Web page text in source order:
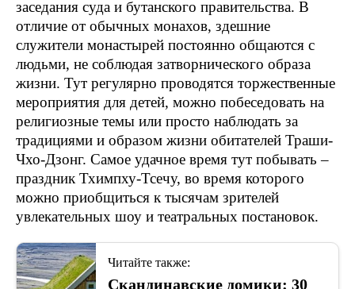
заседания суда и бутанского правительства. В
отличие от обычных монахов, здешние
служители монастырей постоянно общаются с
людьми, не соблюдая затворнического образа
жизни. Тут регулярно проводятся торжественные
мероприятия для детей, можно побеседовать на
религиозные темы или просто наблюдать за
традициями и образом жизни обитателей Траши-
Чхо-Дзонг. Самое удачное время тут побывать –
праздник Тхимпху-Тсечу, во время которого
можно приобщиться к тысячам зрителей
увлекательных шоу и театральных постановок.
Читайте также:
Скандинавские домики: 30